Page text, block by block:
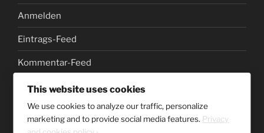
Anmelden
Eintrags-Feed
Kommentar-Feed
WordPress.org
This website uses cookies
We use cookies to analyze our traffic, personalize
marketing and to provide social media features. Privacy